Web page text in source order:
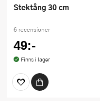
Stektång 30 cm
6 recensioner
49:-
Finns i lager